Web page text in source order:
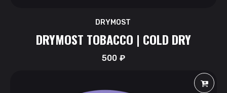
DRYMOST
DRYMOST TOBACCO | COLD DRY
500₽